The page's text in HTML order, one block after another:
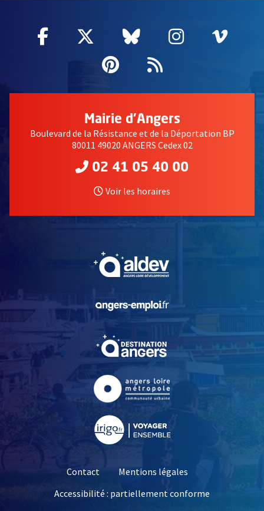
Facebook
, Ouvre une nouvelle fenêtre
Twitter
, Ouvre une nouvelle
Bluesky
, Ouvre une
Instagram
, Ouvre
,
Pinterest
, Ouvre une
Flux RSS
Mairie d'Angers
Boulevard de la Résistance et de la Déportation BP
80011 49020 ANGERS Cedex 02
02 41 05 40 00
Voir les horaires
, Ouvre une nouvelle
, Ouvre une nouvelle
Contact
Mentions légales
Accessibilité : partiellement conforme